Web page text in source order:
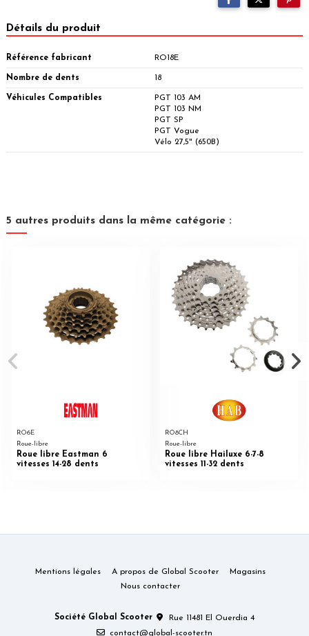
Détails du produit
Référence fabricant RO18E
Nombre de dents 18
Véhicules Compatibles
PGT 103 AM
PGT 103 NM
PGT SP
PGT Vogue
Vélo 27,5" (650B)
5 autres produits dans la même catégorie :
RO6E
Roue-libre
Roue libre Eastman 6
vitesses 14-28 dents
RO8CH
Roue-libre
Roue libre Hailuxe 6-7-8
vitesses 11-32 dents
Mentions légales A propos de Global Scooter
Magasins
Nous contacter
Société Global Scooter
Rue 11481 El Ouerdia 4
contact@global-scooter.tn